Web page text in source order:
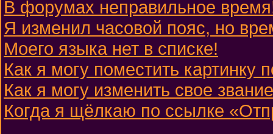
В форумах неправильное
Я изменил часовой пояс, но
Моего языка нет в списке!
Как я могу поместить картинку
Как я могу изменить свое
Когда я щёлкаю по ссылке